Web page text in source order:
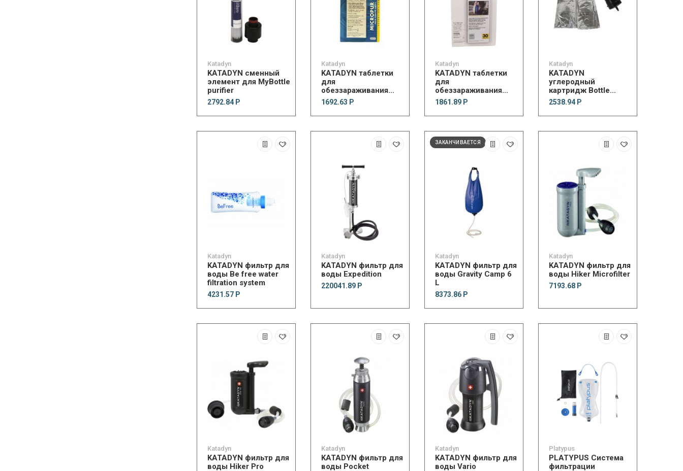
Katadyn
KATADYN сменный
элемент для MyBottle
purifier
2792.84 Р
Katadyn
KATADYN таблетки
для
обеззараживания
воды Micropur (20
шт)
1692.63 Р
Katadyn
KATADYN таблетки
для
обеззараживания
воды Micropur (30
шт)
1861.89 Р
Katadyn
KATADYN
углеродный
картридж Bottle
adapter with activated
carbon
2538.94 Р
Katadyn
KATADYN фильтр для
воды Be free water
filtration system
4231.57 Р
Katadyn
KATADYN фильтр для
воды Expedition
220041.89 Р
ЗАКАНЧИВАЕТСЯ
Katadyn
KATADYN фильтр для
воды Gravity Camp 6
L
8373.86 Р
Katadyn
KATADYN фильтр для
воды Hiker Microfilter
7193.68 Р
Katadyn
KATADYN фильтр для
воды Hiker Pro
Katadyn
KATADYN фильтр для
воды Pocket
Katadyn
KATADYN фильтр для
воды Vario
Platypus
PLATYPUS Система
фильтрации